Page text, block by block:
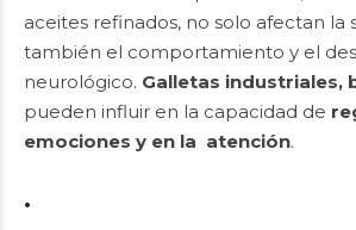
aceites refinados, no solo afectan la
también el comportamiento y el
neurológico. Galletas industriales,
pueden influir en la capacidad de
emociones y en la atención.
.